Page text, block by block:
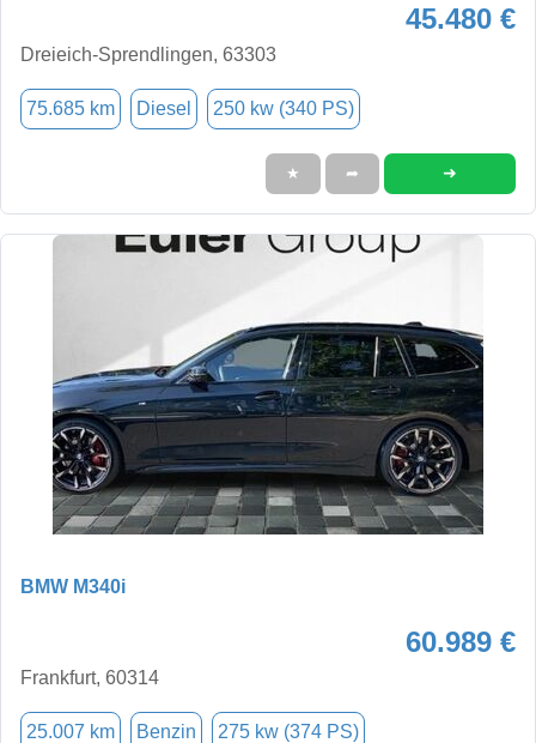
45.480 €
Dreieich-Sprendlingen, 63303
75.685 km Diesel 250 kw (340 PS)
★ ➦ ➜
BMW M340i
60.989 €
Frankfurt, 60314
25.007 km Benzin 275 kw (374 PS)